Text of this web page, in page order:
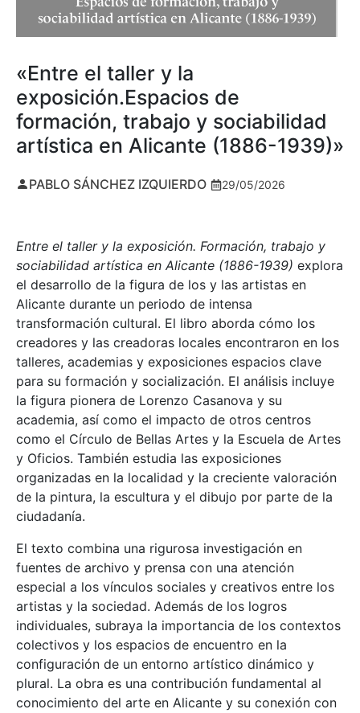
«Entre el taller y la
exposición.Espacios de
formación, trabajo y sociabilidad
artística en Alicante (1886-1939)»
PABLO SÁNCHEZ IZQUIERDO 29/05/2026
Entre el taller y la exposición. Formación, trabajo y
sociabilidad artística en Alicante (1886-1939) explora
el desarrollo de la figura de los y las artistas en
Alicante durante un periodo de intensa
transformación cultural. El libro aborda cómo los
creadores y las creadoras locales encontraron en los
talleres, academias y exposiciones espacios clave
para su formación y socialización. El análisis incluye
la figura pionera de Lorenzo Casanova y su
academia, así como el impacto de otros centros
como el Círculo de Bellas Artes y la Escuela de Artes
y Oficios. También estudia las exposiciones
organizadas en la localidad y la creciente valoración
de la pintura, la escultura y el dibujo por parte de la
ciudadanía.
El texto combina una rigurosa investigación en
fuentes de archivo y prensa con una atención
especial a los vínculos sociales y creativos entre los
artistas y la sociedad. Además de los logros
individuales, subraya la importancia de los contextos
colectivos y los espacios de encuentro en la
configuración de un entorno artístico dinámico y
plural. La obra es una contribución fundamental al
conocimiento del arte en Alicante y su conexión con